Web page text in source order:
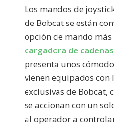
Los mandos de
de Bobcat se están
opción de mando
cargadora de
presenta unos
vienen equipados con
exclusivas de Bobcat,
se accionan con un
al operador a